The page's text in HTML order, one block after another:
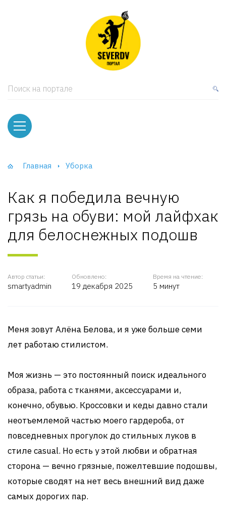
Поиск на портале
Главная Уборка
Как я победила вечную
грязь на обуви: мой лайфхак
для белоснежных подошв
Автор статьи:
smartyadmin
Обновлено:
19 декабря 2025
Время на чтение:
5 минут
Меня зовут Алёна Белова, и я уже больше семи
лет работаю стилистом.
Моя жизнь — это постоянный поиск идеального
образа, работа с тканями, аксессуарами и,
конечно, обувью. Кроссовки и кеды давно стали
неотъемлемой частью моего гардероба, от
повседневных прогулок до стильных луков в
стиле casual. Но есть у этой любви и обратная
сторона — вечно грязные, пожелтевшие подошвы,
которые сводят на нет весь внешний вид даже
самых дорогих пар.
и тумбы
и Шкафы-Купе